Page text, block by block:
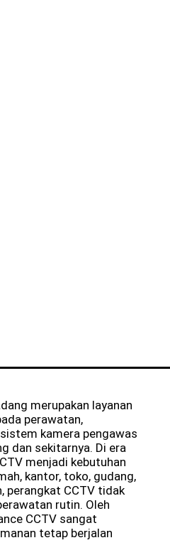
merupakan layanan
perawatan,
kamera pengawas
dan sekitarnya. Di era
menjadi kebutuhan
kantor, toko, gudang,
perangkat CCTV tidak
rutin. Oleh
CCTV sangat
tetap berjalan